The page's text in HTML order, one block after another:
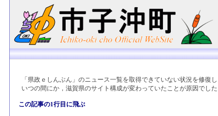
「県政ｅしんぶん」のニュース一覧を取得できていない状況を修復
いつの間にか，滋賀県のサイト構成が変わっていたことが原因でし
この記事の1行目に飛ぶ